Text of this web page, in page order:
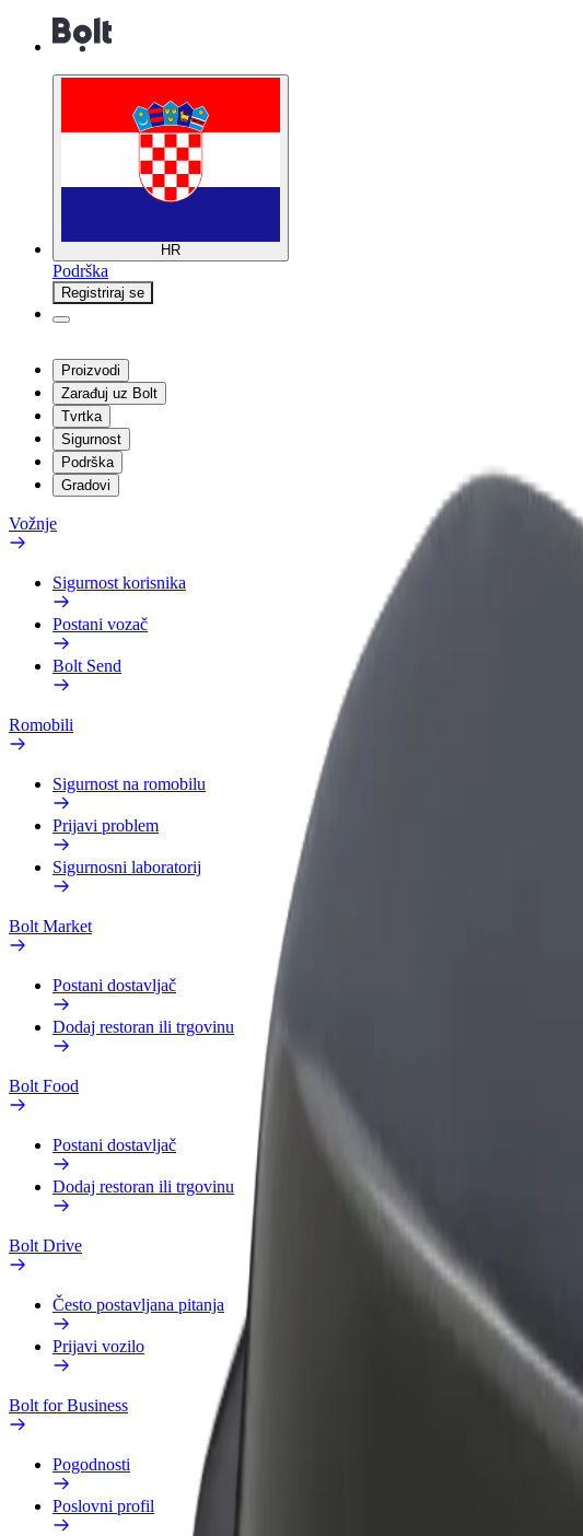
HR
Podrška
Registriraj se
Proizvodi
Zarađuj uz Bolt
Tvrtka
Sigurnost
Podrška
Gradovi
Vožnje
Sigurnost korisnika
Postani vozač
Bolt Send
Romobili
Sigurnost na romobilu
Prijavi problem
Sigurnosni laboratorij
Bolt Market
Postani dostavljač
Dodaj restoran ili trgovinu
Bolt Food
Postani dostavljač
Dodaj restoran ili trgovinu
Bolt Drive
Često postavljana pitanja
Prijavi vozilo
Bolt for Business
Pogodnosti
Poslovni profil